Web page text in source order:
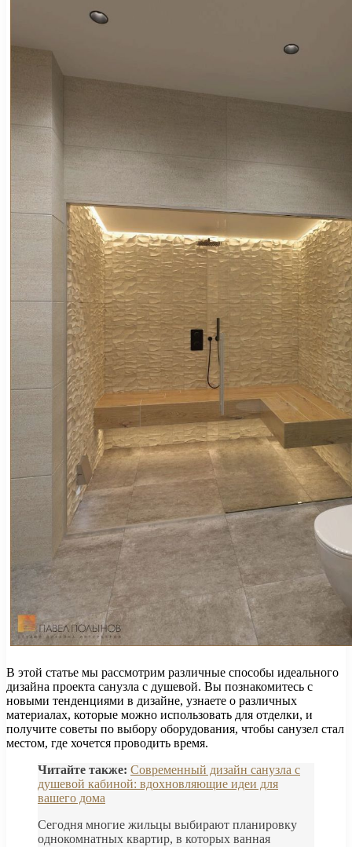
В этой статье мы рассмотрим различные способы идеального
дизайна проекта санузла с душевой. Вы познакомитесь с
новыми тенденциями в дизайне, узнаете о различных
материалах, которые можно использовать для отделки, и
получите советы по выбору оборудования, чтобы санузел стал
местом, где хочется проводить время.
Читайте также: Современный дизайн санузла с
душевой кабиной: вдохновляющие идеи для
вашего дома
Сегодня многие жильцы выбирают планировку
однокомнатных квартир, в которых ванная